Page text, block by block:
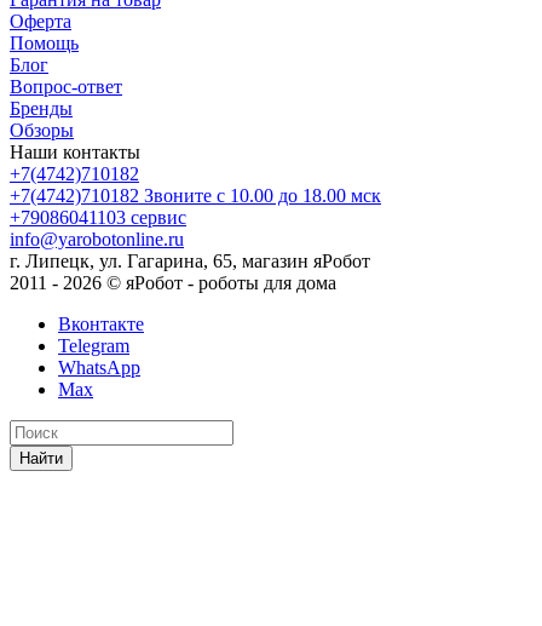
Оферта
Помощь
Блог
Вопрос-ответ
Бренды
Обзоры
Наши контакты
+7(4742)710182
+7(4742)710182 Звоните с 10.00 до 18.00 мск
+79086041103 сервис
info@yarobotonline.ru
г. Липецк, ул. Гагарина, 65, магазин яРобот
2011 - 2026 © яРобот - роботы для дома
Вконтакте
Telegram
WhatsApp
Max
Найти